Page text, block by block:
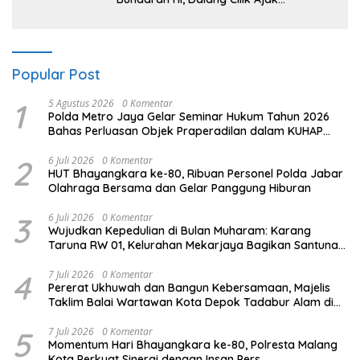
Popular Post
1 5 Agustus 2026 0 Komentar
Polda Metro Jaya Gelar Seminar Hukum Tahun 2026
Bahas Perluasan Objek Praperadilan dalam KUHAP
2 6 Juli 2026 0 Komentar
HUT Bhayangkara ke-80, Ribuan Personel Polda Jabar
Olahraga Bersama dan Gelar Panggung Hiburan
3 6 Juli 2026 0 Komentar
Wujudkan Kepedulian di Bulan Muharam: Karang
Taruna RW 01, Kelurahan Mekarjaya Bagikan Santunan
4 7 Juli 2026 0 Komentar
Pererat Ukhuwah dan Bangun Kebersamaan, Majelis
Taklim Balai Wartawan Kota Depok Tadabur Alam di
5 7 Juli 2026 0 Komentar
Momentum Hari Bhayangkara ke-80, Polresta Malang